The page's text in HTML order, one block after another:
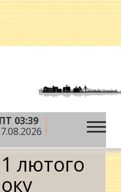
ПТ 03:39
»11 лютого
лютого